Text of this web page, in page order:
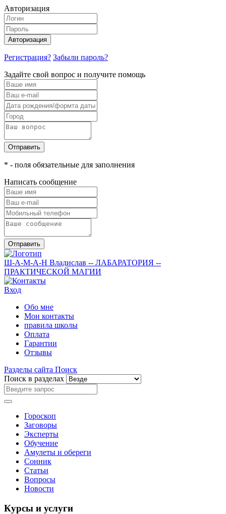
Авторизация
Авторизация
Регистрация? Забыли пароль?
Задайте свой вопрос и получите помощь
Отправить
* - поля обязательные для заполнения
Написать сообщение
Отправить
Ш-А-М-А-Н Владислав -- ЛАБАРАТОРИЯ --
ПРАКТИЧЕСКОЙ МАГИИ
Вход
Обо мне
Мои контакты
правила школы
Оплата
Гарантии
Отзывы
Разделы сайта Поиск
Поиск в разделах
Гороскоп
Заговоры
Эксперты
Обучение
Амулеты и обереги
Сонник
Статьи
Вопросы
Новости
Курсы и услуги